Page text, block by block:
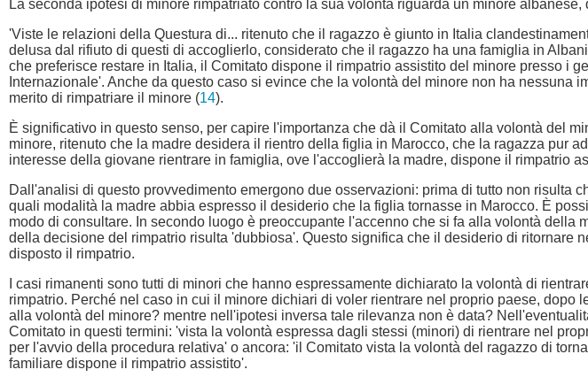
La seconda ipotesi di minore rimpatriato contro la sua volontà riguarda un minore
'Viste le relazioni della Questura di... ritenuto che il ragazzo è giunto in Italia
delusa dal rifiuto di questi di accoglierlo, considerato che il ragazzo ha una famiglia in
che preferisce restare in Italia, il Comitato dispone il rimpatrio assistito del minore presso i
Internazionale'. Anche da questo caso si evince che la volontà del minore non ha
merito di rimpatriare il minore (14).
È significativo in questo senso, per capire l'importanza che dà il Comitato alla volontà del
minore, ritenuto che la madre desidera il rientro della figlia in Marocco, che la ragazza pur
interesse della giovane rientrare in famiglia, ove l'accoglierà la madre, dispone il rimpatrio
Dall'analisi di questo provvedimento emergono due osservazioni: prima di tutto non risulta
quali modalità la madre abbia espresso il desiderio che la figlia tornasse in Marocco. È
modo di consultare. In secondo luogo è preoccupante l'accenno che si fa alla volontà
della decisione del rimpatrio risulta 'dubbiosa'. Questo significa che il desiderio di
disposto il rimpatrio.
I casi rimanenti sono tutti di minori che hanno espressamente dichiarato la volontà di
rimpatrio. Perché nel caso in cui il minore dichiari di voler rientrare nel proprio paese,
alla volontà del minore? mentre nell'ipotesi inversa tale rilevanza non è data?
Comitato in questi termini: 'vista la volontà espressa dagli stessi (minori) di rientrare nel
per l'avvio della procedura relativa' o ancora: 'il Comitato vista la volontà del ragazzo di
familiare dispone il rimpatrio assistito'.